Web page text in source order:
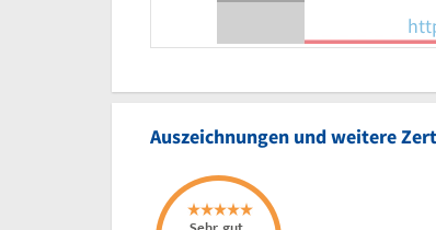
Auszeichnungen und weitere